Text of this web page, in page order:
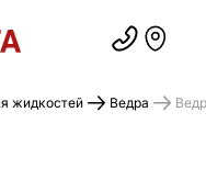
жидкостей Ведра